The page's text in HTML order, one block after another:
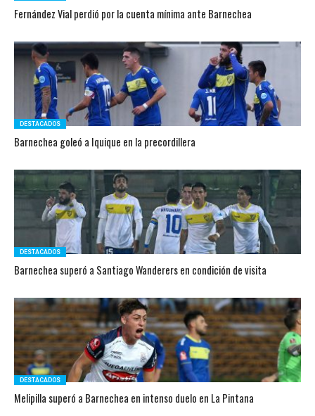
Fernández Vial perdió por la cuenta mínima ante Barnechea
DESTACADOS
Barnechea goleó a Iquique en la precordillera
DESTACADOS
Barnechea superó a Santiago Wanderers en condición de visita
DESTACADOS
Melipilla superó a Barnechea en intenso duelo en La Pintana